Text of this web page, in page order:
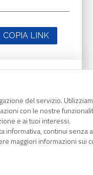
del servizio.
con le nostre
e ai tuoi interessi.
informativa, continui senza
maggiori informazioni sui
COPIA LINK